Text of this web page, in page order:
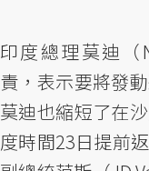
印度總理莫迪（
責，表示要將發
莫迪也縮短了在
度時間23日提前